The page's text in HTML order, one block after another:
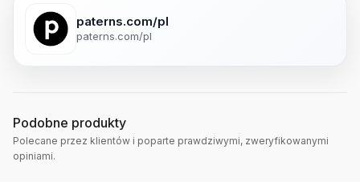
paterns.com/pl
paterns.com/pl
Podobne produkty
Polecane przez klientów i poparte prawdziwymi, zweryfikowanymi
opiniami.